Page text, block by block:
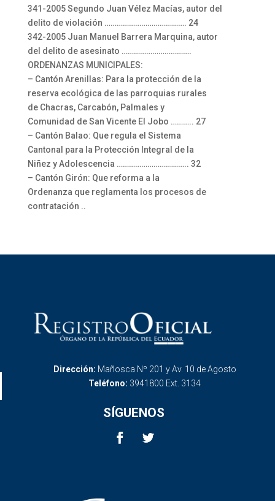
341-2005 Segundo Juan Vélez Macías, autor del
delito de violación …………………………………. 24
342-2005 Juan Manuel Barrera Marquina, autor
del delito de asesinato …………………………….
ORDENANZAS MUNICIPALES:
– Cantón Arenillas: Para la protección de la
reserva ecológica de las parroquias rurales
de Chacras, Carcabón, Palmales y
Comunidad de San Vicente El Jobo ……….. 27
– Cantón Balao: Que regula el Sistema
Cantonal para la Protección Integral de la
Niñez y Adolescencia …………………………….. 32
– Cantón Girón: Que reforma a la
Ordenanza que reglamenta los procesos de
contratación ..
Dirección: Mañosca Nº 201 y Av. 10 de Agosto
Teléfono: 3941800 Ext. 3134
SÍGUENOS